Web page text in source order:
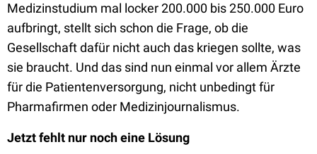
Medizinstudium mal locker 200.000 bis 250.000 Euro
aufbringt, stellt sich schon die Frage, ob die
Gesellschaft dafür nicht auch das kriegen sollte, was
sie braucht. Und das sind nun einmal vor allem Ärzte
für die Patientenversorgung, nicht unbedingt für
Pharmafirmen oder Medizinjournalismus.
Jetzt fehlt nur noch eine Lösung